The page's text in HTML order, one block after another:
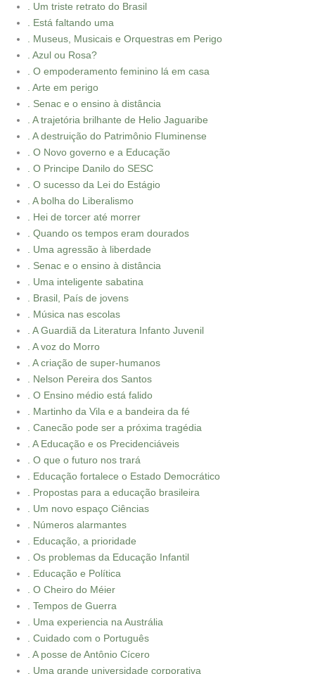
. Um triste retrato do Brasil
. Está faltando uma
. Museus, Musicais e Orquestras em Perigo
. Azul ou Rosa?
. O empoderamento feminino lá em casa
. Arte em perigo
. Senac e o ensino à distância
. A trajetória brilhante de Helio Jaguaribe
. A destruição do Patrimônio Fluminense
. O Novo governo e a Educação
. O Principe Danilo do SESC
. O sucesso da Lei do Estágio
. A bolha do Liberalismo
. Hei de torcer até morrer
. Quando os tempos eram dourados
. Uma agressão à liberdade
. Senac e o ensino à distância
. Uma inteligente sabatina
. Brasil, País de jovens
. Música nas escolas
. A Guardiã da Literatura Infanto Juvenil
. A voz do Morro
. A criação de super-humanos
. Nelson Pereira dos Santos
. O Ensino médio está falido
. Martinho da Vila e a bandeira da fé
. Canecão pode ser a próxima tragédia
. A Educação e os Precidenciáveis
. O que o futuro nos trará
. Educação fortalece o Estado Democrático
. Propostas para a educação brasileira
. Um novo espaço Ciências
. Números alarmantes
. Educação, a prioridade
. Os problemas da Educação Infantil
. Educação e Política
. O Cheiro do Méier
. Tempos de Guerra
. Uma experiencia na Austrália
. Cuidado com o Português
. A posse de Antônio Cícero
. Uma grande universidade corporativa